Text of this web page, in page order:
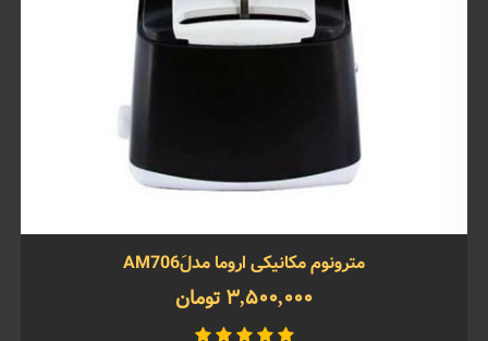
مترونوم مکانیکی اروما مدلَAM706
3,500,000 تومان